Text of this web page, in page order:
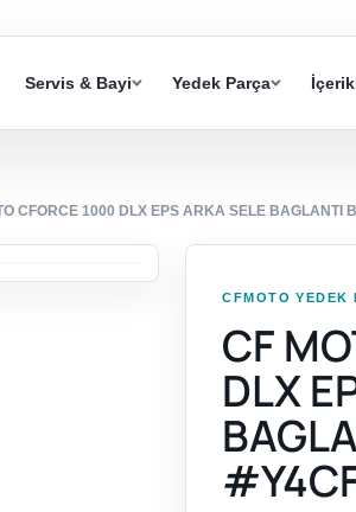
Servis & Bayi Yedek Parça
CFORCE 1000 DLX EPS ARKA SELE BAGLANTI
CFMOTO YEDEK
CF
DLX